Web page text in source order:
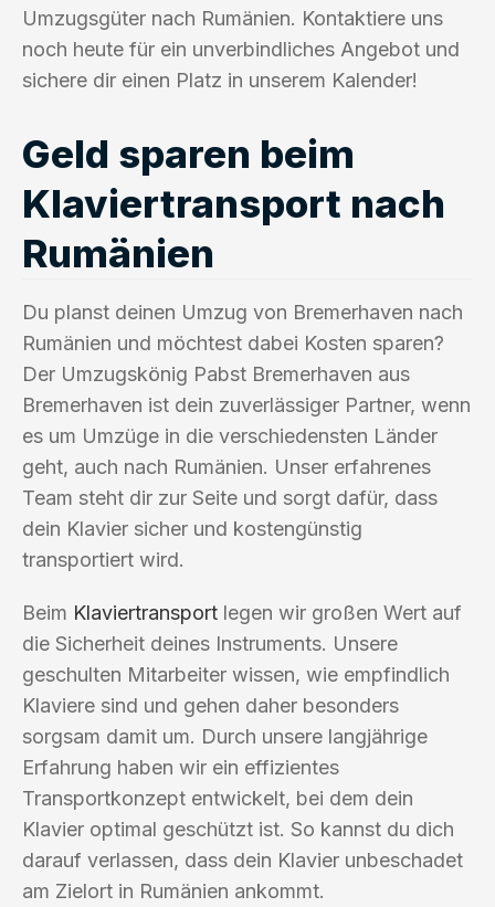
Umzugsgüter nach Rumänien. Kontaktiere uns
noch heute für ein unverbindliches Angebot und
sichere dir einen Platz in unserem Kalender!
Geld sparen beim
Klaviertransport nach
Rumänien
Du planst deinen Umzug von Bremerhaven nach
Rumänien und möchtest dabei Kosten sparen?
Der Umzugskönig Pabst Bremerhaven aus
Bremerhaven ist dein zuverlässiger Partner, wenn
es um Umzüge in die verschiedensten Länder
geht, auch nach Rumänien. Unser erfahrenes
Team steht dir zur Seite und sorgt dafür, dass
dein Klavier sicher und kostengünstig
transportiert wird.
Beim Klaviertransport legen wir großen Wert auf
die Sicherheit deines Instruments. Unsere
geschulten Mitarbeiter wissen, wie empfindlich
Klaviere sind und gehen daher besonders
sorgsam damit um. Durch unsere langjährige
Erfahrung haben wir ein effizientes
Transportkonzept entwickelt, bei dem dein
Klavier optimal geschützt ist. So kannst du dich
darauf verlassen, dass dein Klavier unbeschadet
am Zielort in Rumänien ankommt.